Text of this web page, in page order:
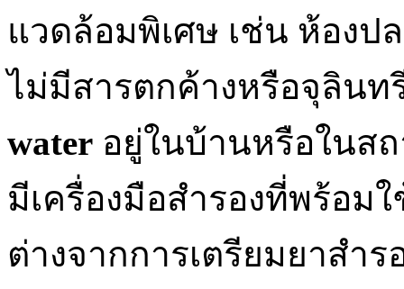
แวดล้อมพิเศษ เช่น ห้องป
ไม่มีสารตกค้างหรือจุลิน
water อยู่ในบ้านหรือในส
มีเครื่องมือสำรองที่พร้อม
ต่างจากการเตรียมยาสำ